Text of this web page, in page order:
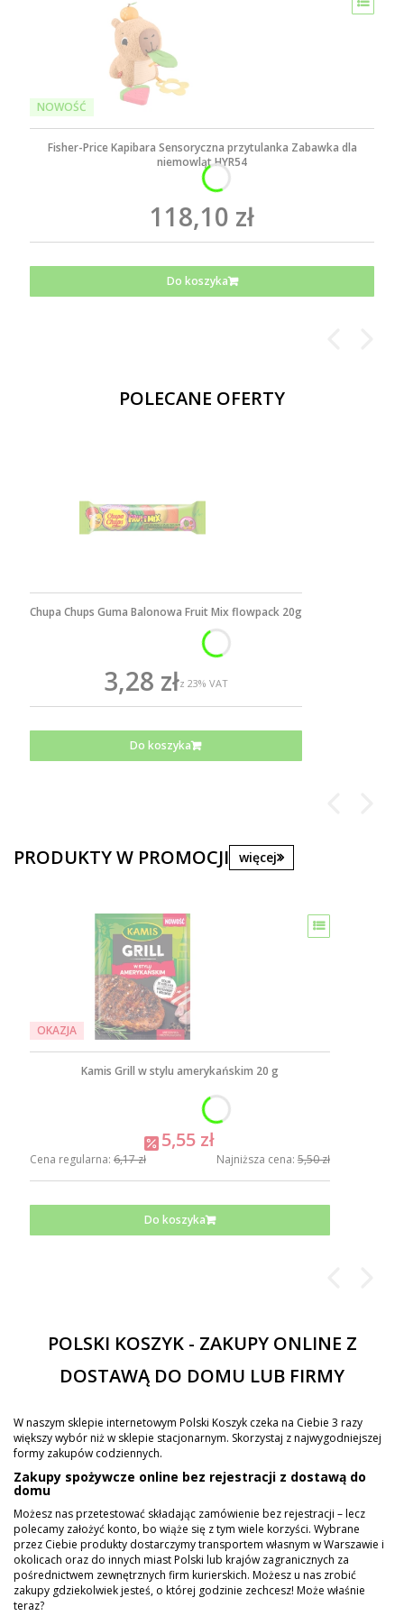
NOWOŚĆ
Fisher-Price Kapibara Sensoryczna przytulanka Zabawka dla
niemowląt HYR54
118,10 zł
Do koszyka
POLECANE OFERTY
Chupa Chups Guma Balonowa Fruit Mix flowpack 20g
3,28 złz 23% VAT
Do koszyka
PRODUKTY W PROMOCJI więcej
OKAZJA
Kamis Grill w stylu amerykańskim 20 g
5,55 zł
Cena regularna: 6,17 zł Najniższa cena: 5,50 zł
Do koszyka
POLSKI KOSZYK - ZAKUPY ONLINE Z
DOSTAWĄ DO DOMU LUB FIRMY
W naszym sklepie internetowym Polski Koszyk czeka na Ciebie 3 razy
większy wybór niż w sklepie stacjonarnym. Skorzystaj z najwygodniejszej
formy zakupów codziennych.
Zakupy spożywcze online bez rejestracji z dostawą do
domu
Możesz nas przetestować składając zamówienie bez rejestracji – lecz
polecamy założyć konto, bo wiąże się z tym wiele korzyści. Wybrane
przez Ciebie produkty dostarczymy transportem własnym w Warszawie i
okolicach oraz do innych miast Polski lub krajów zagranicznych za
pośrednictwem zewnętrznych firm kurierskich. Możesz u nas zrobić
zakupy gdziekolwiek jesteś, o której godzinie zechcesz! Może właśnie
teraz?